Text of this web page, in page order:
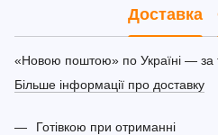
Доставка
«Новою поштою» по Україні — за
Більше інформації про доставку
Готівкою при отриманні